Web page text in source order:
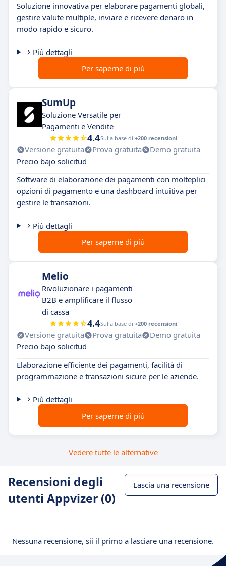
Soluzione innovativa per elaborare pagamenti globali,
gestire valute multiple, inviare e ricevere denaro in
modo rapido e sicuro.
Più dettagli
Per saperne di più
SumUp
Soluzione Versatile per
Pagamenti e Vendite
4.4Sulla base di +200 recensioni
Versione gratuita Prova gratuita
Demo gratuita
Precio bajo solicitud
Software di elaborazione dei pagamenti con molteplici
opzioni di pagamento e una dashboard intuitiva per
gestire le transazioni.
Più dettagli
Per saperne di più
Melio
Rivoluzionare i pagamenti
B2B e amplificare il flusso
di cassa
4.4Sulla base di +200 recensioni
Versione gratuita Prova gratuita
Demo gratuita
Precio bajo solicitud
Elaborazione efficiente dei pagamenti, facilità di
programmazione e transazioni sicure per le aziende.
Più dettagli
Per saperne di più
Vedere tutte le alternative
Recensioni degli
utenti Appvizer (0)
Lascia una recensione
Nessuna recensione, sii il primo a lasciare una recensione.